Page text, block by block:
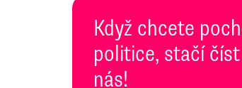
Když chcete
politice, stačí
nás!